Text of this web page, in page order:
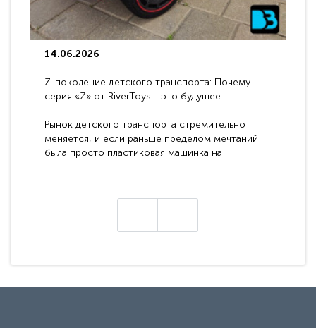
14.06.2026
Z-поколение детского транспорта: Почему
серия «Z» от RiverToys - это будущее
Рынок детского транспорта стремительно
меняется, и если раньше пределом мечтаний
была просто пластиковая машинка на